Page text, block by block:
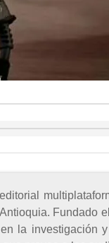
Fundado
la investigación